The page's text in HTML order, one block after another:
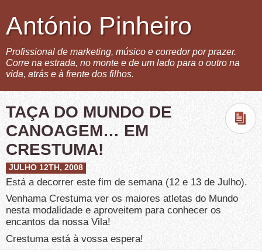
António Pinheiro
Profissional de marketing, músico e corredor por prazer.
Corre na estrada, no monte e de um lado para o outro na
vida, atrás e à frente dos filhos.
TAÇA DO MUNDO DE
CANOAGEM… EM
CRESTUMA!
JULHO 12TH, 2008
Está a decorrer este fim de semana (12 e 13 de Julho).
Venhama Crestuma ver os maiores atletas do Mundo
nesta modalidade e aproveitem para conhecer os
encantos da nossa Vila!
Crestuma está à vossa espera!